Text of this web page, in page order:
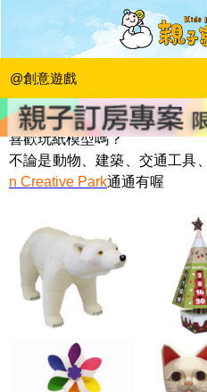
@創意遊戲
Canon紙模型
KidsPlay編輯室
喜歡玩紙模型嗎？
不論是動物、建築、交通工具
n Creative Park通通有喔